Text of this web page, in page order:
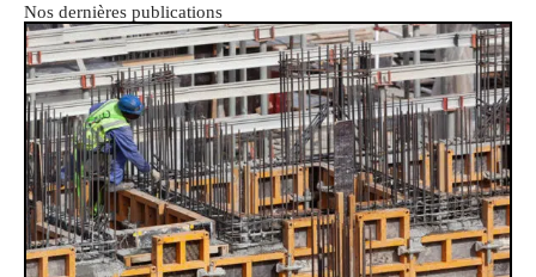
Nos dernières publications